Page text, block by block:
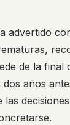
advertido
de la final
años
las